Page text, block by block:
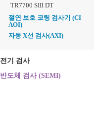
TR7700 SIII DT
절연 보호 코팅 검사기 (CI
AOI)
자동 X선 검사(AXI)
전기 검사
반도체 검사 (SEMI)